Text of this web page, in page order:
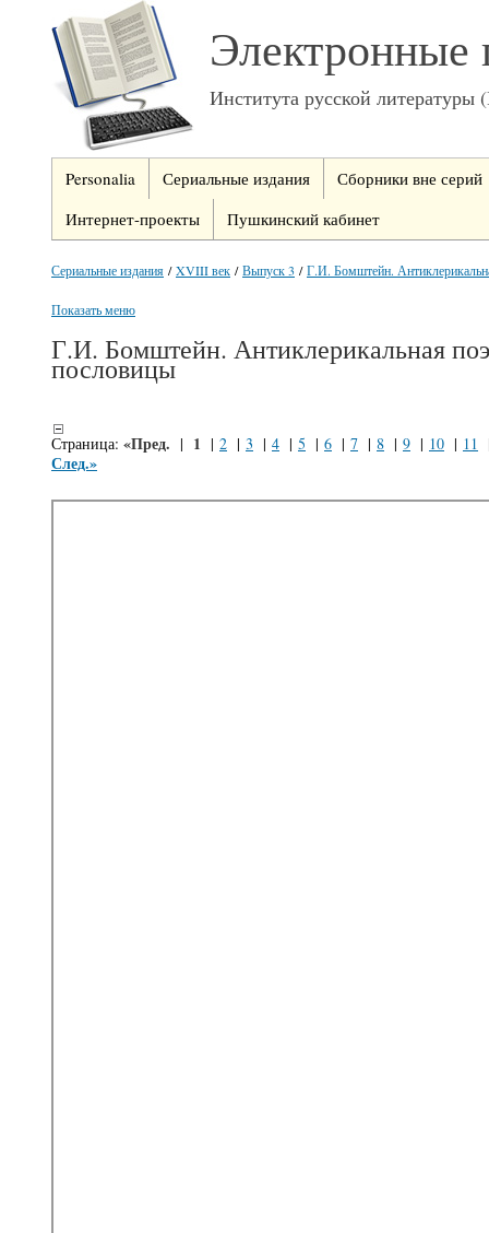
Электронные
Института русской
Personalia Сериальные издания
Сборники вне серий
Интернет-проекты
Пушкинский кабинет
Сериальные издания /XVIII век /Выпуск 3 /Г.И. Бомштейн.
Показать меню
Г.И. Бомштейн. Антиклерикальная
пословицы
Страница: «Пред. | 1 | 2 | 3 | 4 | 5 | 6 | 7 | 8 | 9 | 10 | 11
След.»